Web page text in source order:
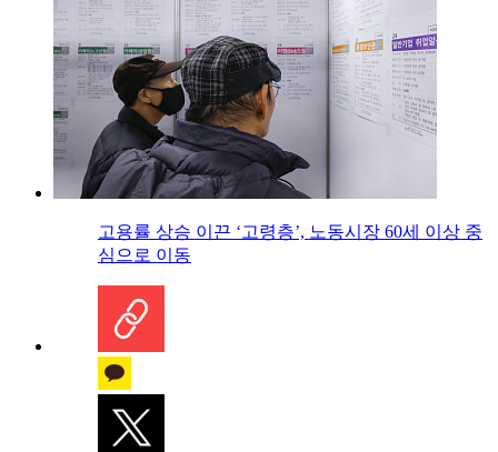
고용률 상승 이끈 ‘고령층’, 노동시장 60세 이상 중
심으로 이동